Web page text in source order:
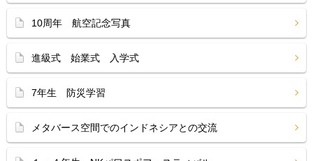
10周年 航空記念写真
進級式 始業式 入学式
7年生 防災学習
メタバース空間でのインドネシアとの交流